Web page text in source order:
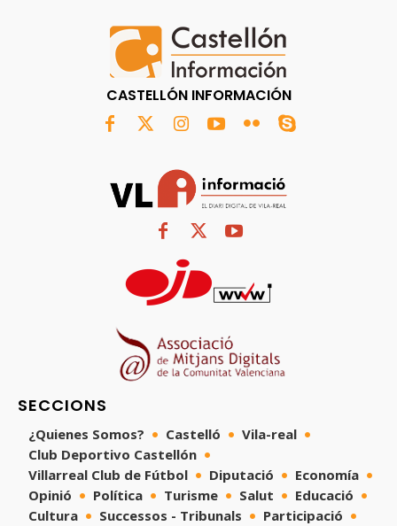
CASTELLÓN INFORMACIÓN
SECCIONS
¿Quienes Somos? Castelló
Vila-real
Club Deportivo Castellón
Villarreal Club de Fútbol
Diputació
Economía
Opinió
Política Turisme Salut
Educació
Cultura
Successos - Tribunals
Participació